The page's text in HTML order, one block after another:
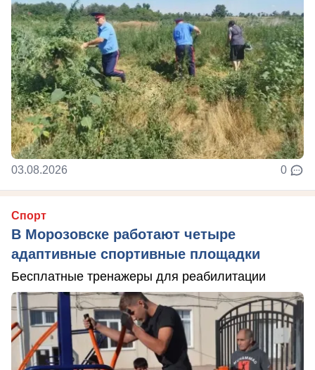
03.08.2026 0
Спорт
В Морозовске работают четыре
адаптивные спортивные площадки
Бесплатные тренажеры для реабилитации